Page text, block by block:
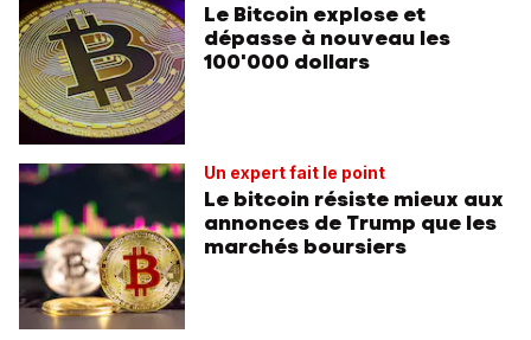
Le Bitcoin explose et
dépasse à nouveau les
100'000 dollars
Un expert fait le point
Le bitcoin résiste mieux aux
annonces de Trump que les
marchés boursiers